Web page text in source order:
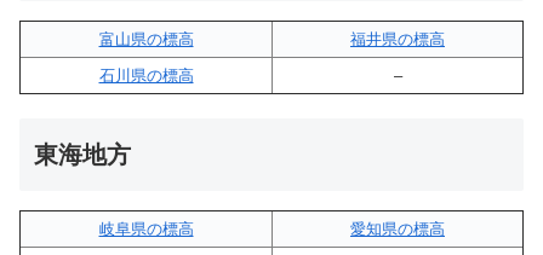
富山県の標高
福井県の標高
石川県の標高
–
東海地方
岐阜県の標高
愛知県の標高